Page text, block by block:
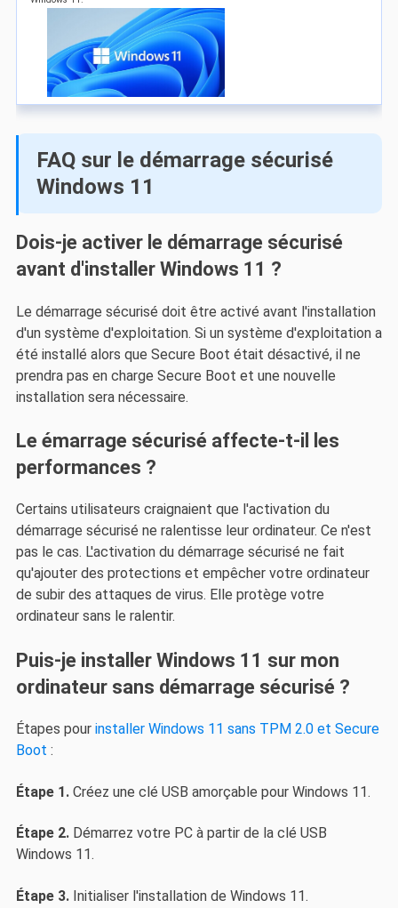
FAQ sur le démarrage sécurisé
Windows 11
Dois-je activer le démarrage sécurisé
avant d'installer Windows 11 ?
Le démarrage sécurisé doit être activé avant l'installation
d'un système d'exploitation. Si un système d'exploitation a
été installé alors que Secure Boot était désactivé, il ne
prendra pas en charge Secure Boot et une nouvelle
installation sera nécessaire.
Le émarrage sécurisé affecte-t-il les
performances ?
Certains utilisateurs craignaient que l'activation du
démarrage sécurisé ne ralentisse leur ordinateur. Ce n'est
pas le cas. L'activation du démarrage sécurisé ne fait
qu'ajouter des protections et empêcher votre ordinateur
de subir des attaques de virus. Elle protège votre
ordinateur sans le ralentir.
Puis-je installer Windows 11 sur mon
ordinateur sans démarrage sécurisé ?
Étapes pour installer Windows 11 sans TPM 2.0 et Secure
Boot :
Étape 1.Créez une clé USB amorçable pour Windows 11.
Étape 2.Démarrez votre PC à partir de la clé USB
Windows 11.
Étape 3.Initialiser l'installation de Windows 11.